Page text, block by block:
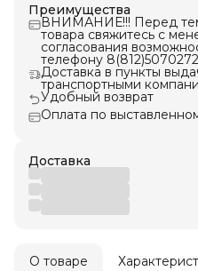
Преимущества
ВНИМАНИЕ!!! Перед тем
товара свяжитесь с
согласования
телефону 8(812)5070272
Доставка в пункты
транспортными
Удобный возврат
Оплата по
Доставка
О товаре